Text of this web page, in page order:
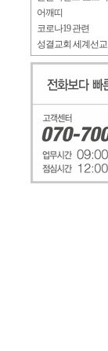
어깨띠
코로나19 관련
성결교회 세계선교